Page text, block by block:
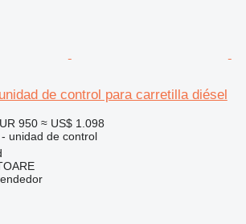
de control para carretilla diésel
950 ≈ US$ 1.098
unidad de control